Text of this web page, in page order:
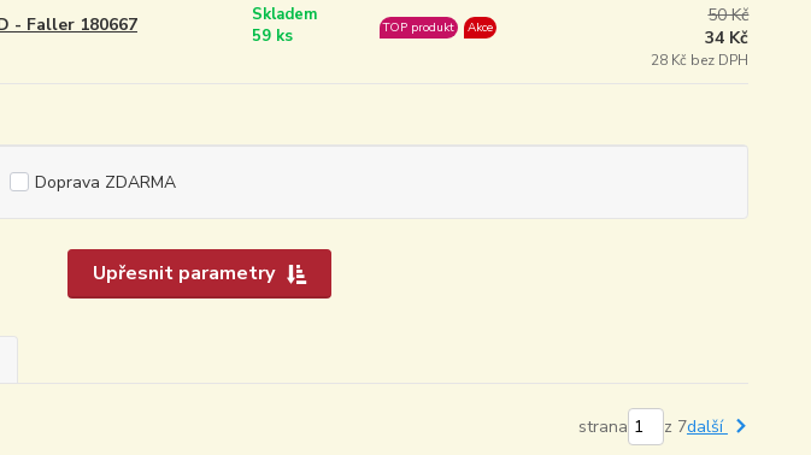
- Faller 180667
Skladem
59 ks
TOP produkt Akce
50 Kč
34 Kč
28 Kč bez DPH
Upřesnit parametry
Doprava ZDARMA
strana z 7další